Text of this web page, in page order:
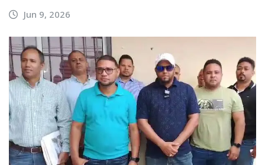
Jun 9, 2026